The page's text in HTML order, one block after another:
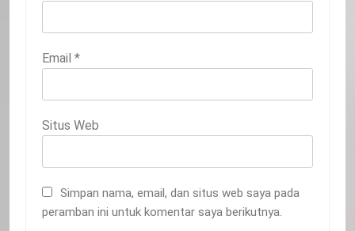
Email *
Situs Web
Simpan nama, email, dan situs web saya pada
peramban ini untuk komentar saya berikutnya.